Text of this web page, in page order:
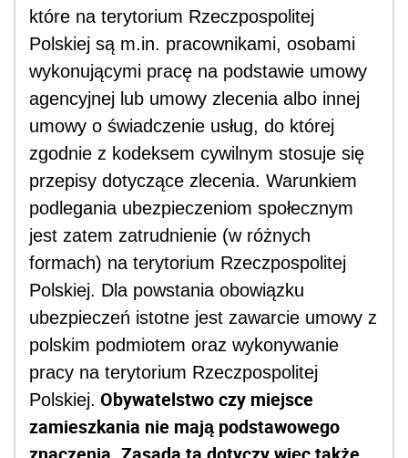
które na terytorium Rzeczpospolitej
Polskiej są m.in. pracownikami, osobami
wykonującymi pracę na podstawie umowy
agencyjnej lub umowy zlecenia albo innej
umowy o świadczenie usług, do której
zgodnie z kodeksem cywilnym stosuje się
przepisy dotyczące zlecenia. Warunkiem
podlegania ubezpieczeniom społecznym
jest zatem zatrudnienie (w różnych
formach) na terytorium Rzeczpospolitej
Polskiej. Dla powstania obowiązku
ubezpieczeń istotne jest zawarcie umowy z
polskim podmiotem oraz wykonywanie
pracy na terytorium Rzeczpospolitej
Polskiej. Obywatelstwo czy miejsce
zamieszkania nie mają podstawowego